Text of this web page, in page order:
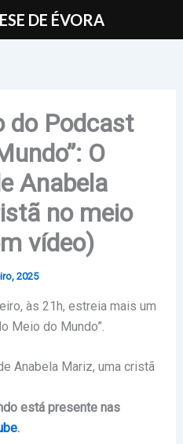
do Podcast
O
Anabela
no meio
vídeo)
2025
às 21h, estreia mais um
Meio do Mundo”.
Anabela Mariz, uma cristã
está presente nas
.
DE ÉVORA